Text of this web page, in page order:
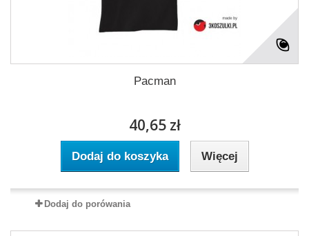
Pacman
40,65 zł
Dodaj do koszyka Więcej
Dodaj do porówania